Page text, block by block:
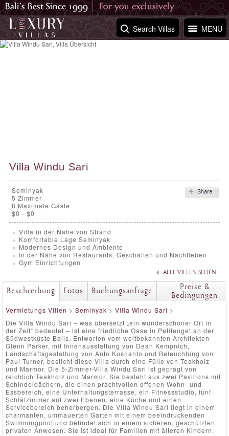
MENU
Search Villas
Villa Windu Sari
Seminyak
5 Zimmer
8 Maximale Gäste
$0 - $0
Villa in der Nähe von Strand
Komfortable Lage Seminyak
Modernes Design und Ambiente
In der Nähe von Restaurants, Geschäften und Nachtleben
Gym Einrichtungen
ALLE VILLEN SEHEN
Beschreibung Fotos Buchungsanfrage
Preise &
Bedingungen
Vermietungs Villen > Seminyak > Villa Windu Sari >
Die Villa Windu Sari – was übersetzt „ein wunderschöner Ort in
der Zeit“ bedeutet – ist eine friedliche Oase in Petitenget an der
Südwestküste Balis. Entworfen vom weltbekannten Architekten
Glenn Parker, mit Innenausstattung von Dean Kempnich,
Landschaftsgestaltung von Anto Kusnanto und Beleuchtung von
Paul Turner, besticht diese Villa durch eine Fülle von Teakholz
und Marmor. Die 5-Zimmer-Villa Windu Sari ist geprägt von
reichlich Teakholz und Marmor. Sie besteht aus zwei Pavillons mit
Schindeldächern, die einen prachtvollen offenen Wohn- und
Essbereich, eine Unterhaltungsterrasse, ein Fitnessstudio, fünf
Schlafzimmer auf zwei Ebenen, eine Küche und einen
Servicebereich beherbergen. Die Villa Windu Sari liegt in einem
charmanten, ummauerten Garten mit einem beeindruckenden
Swimmingpool und befindet sich in einem sicheren, geschützten
privaten Anwesen. Sie ist ideal für Familien mit älteren Kindern.